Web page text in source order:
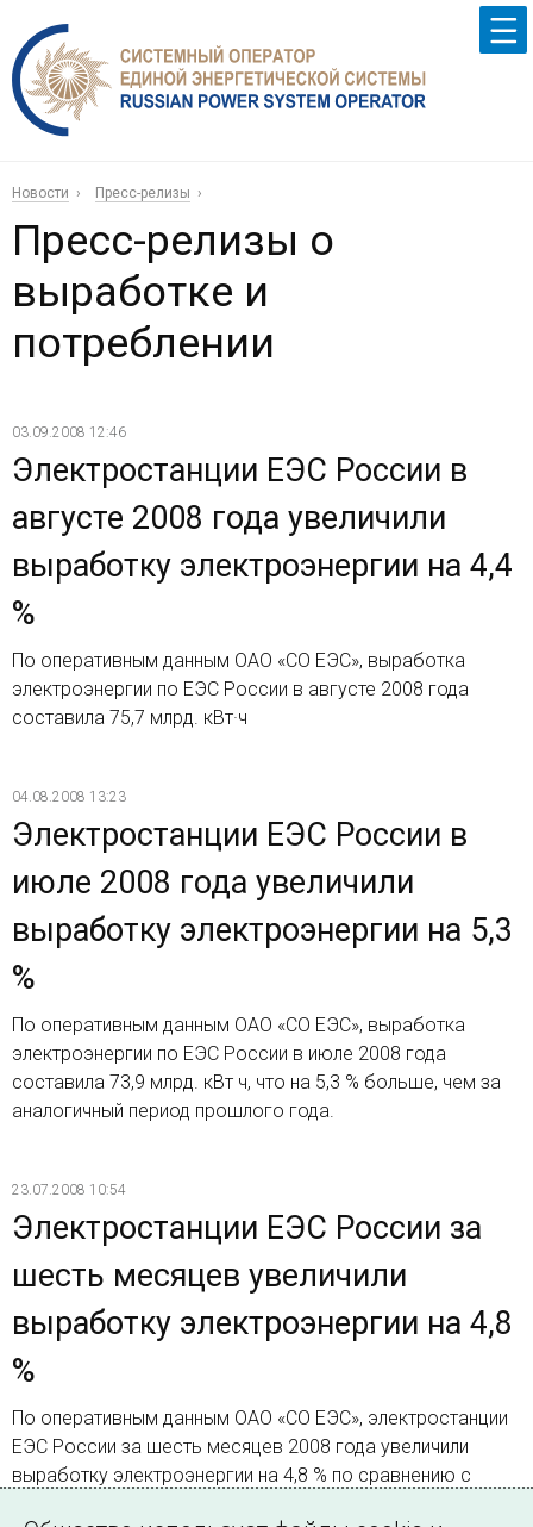
Новости Пресс-релизы
Пресс-релизы о
выработке и
потреблении
03.09.2008 12:46
Электростанции ЕЭС России в
августе 2008 года увеличили
выработку электроэнергии на 4,4
%
По оперативным данным ОАО «СО ЕЭС», выработка
электроэнергии по ЕЭС России в августе 2008 года
составила 75,7 млрд. кВт·ч
04.08.2008 13:23
Электростанции ЕЭС России в
июле 2008 года увеличили
выработку электроэнергии на 5,3
%
По оперативным данным ОАО «СО ЕЭС», выработка
электроэнергии по ЕЭС России в июле 2008 года
составила 73,9 млрд. кВт ч, что на 5,3 % больше, чем за
аналогичный период прошлого года.
23.07.2008 10:54
Электростанции ЕЭС России за
шесть месяцев увеличили
выработку электроэнергии на 4,8
%
По оперативным данным ОАО «СО ЕЭС», электростанции
ЕЭС России за шесть месяцев 2008 года увеличили
выработку электроэнергии на 4,8 % по сравнению с